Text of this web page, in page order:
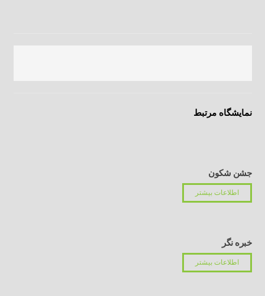
نمایشگاه مرتبط
جشن شکون
اطلاعات بیشتر
خبره نگر
اطلاعات بیشتر